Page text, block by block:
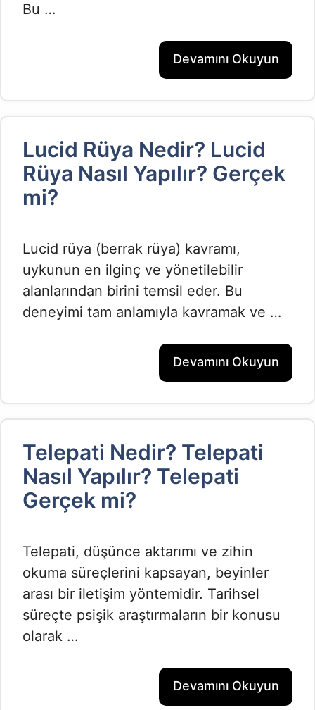
Bu …
Devamını Okuyun
Lucid Rüya Nedir? Lucid
Rüya Nasıl Yapılır? Gerçek
mi?
Lucid rüya (berrak rüya) kavramı,
uykunun en ilginç ve yönetilebilir
alanlarından birini temsil eder. Bu
deneyimi tam anlamıyla kavramak ve …
Devamını Okuyun
Telepati Nedir? Telepati
Nasıl Yapılır? Telepati
Gerçek mi?
Telepati, düşünce aktarımı ve zihin
okuma süreçlerini kapsayan, beyinler
arası bir iletişim yöntemidir. Tarihsel
süreçte psişik araştırmaların bir konusu
olarak …
Devamını Okuyun